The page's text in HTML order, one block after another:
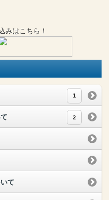
みはこちら！
1
2
て